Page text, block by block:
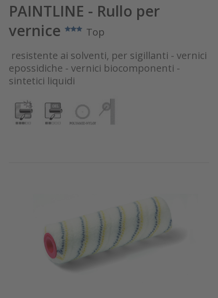
PAINTLINE - Rullo per
vernice
Top
resistente ai solventi, per sigillanti - vernici
epossidiche - vernici biocomponenti -
sintetici liquidi